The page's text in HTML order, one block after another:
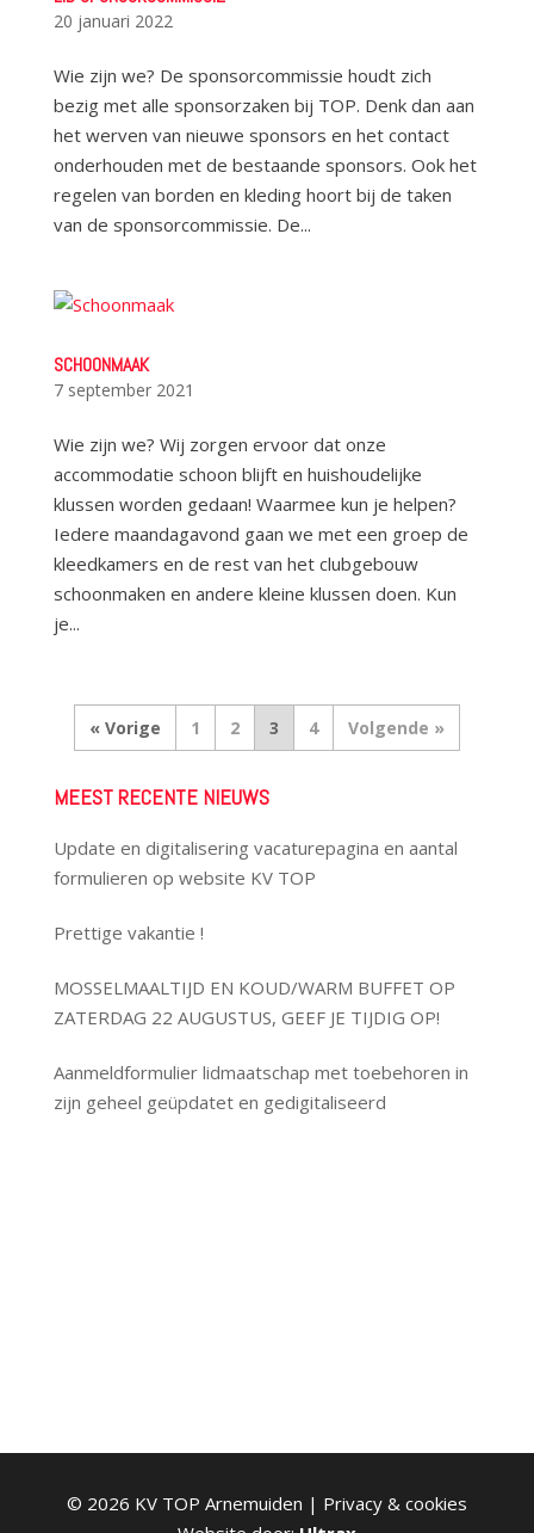
20 januari 2022
Wie zijn we? De sponsorcommissie houdt zich
bezig met alle sponsorzaken bij TOP. Denk dan aan
het werven van nieuwe sponsors en het contact
onderhouden met de bestaande sponsors. Ook het
regelen van borden en kleding hoort bij de taken
van de sponsorcommissie. De...
SCHOONMAAK
7 september 2021
Wie zijn we? Wij zorgen ervoor dat onze
accommodatie schoon blijft en huishoudelijke
klussen worden gedaan! Waarmee kun je helpen?
Iedere maandagavond gaan we met een groep de
kleedkamers en de rest van het clubgebouw
schoonmaken en andere kleine klussen doen. Kun
je...
« 1 2 3 4 »
MEEST RECENTE NIEUWS
Update en digitalisering vacaturepagina en aantal
formulieren op website KV TOP
Prettige vakantie !
MOSSELMAALTIJD EN KOUD/WARM BUFFET OP
ZATERDAG 22 AUGUSTUS, GEEF JE TIJDIG OP!
Aanmeldformulier lidmaatschap met toebehoren in
zijn geheel geüpdatet en gedigitaliseerd
© 2026 KV TOP Arnemuiden | Privacy & cookies